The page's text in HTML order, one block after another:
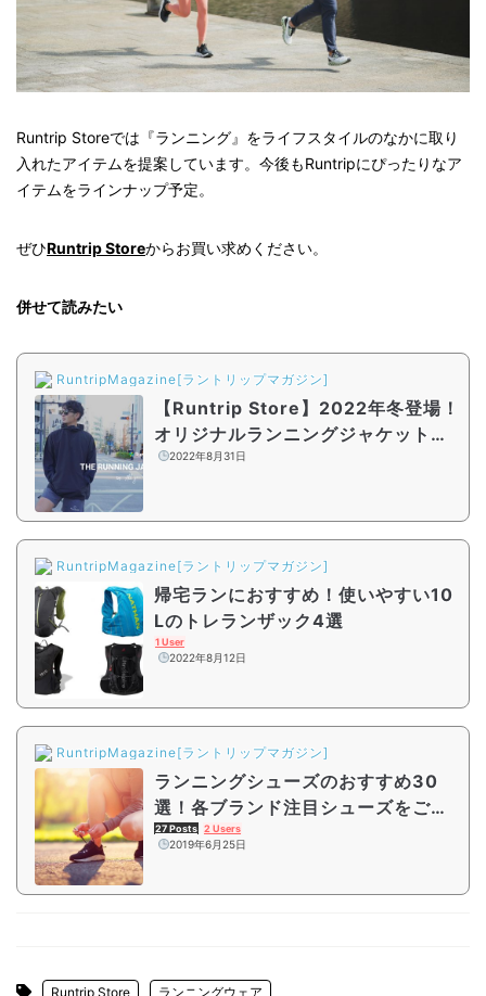
Runtrip Storeでは『ランニング』をライフスタイルのなかに取り
入れたアイテムを提案しています。今後もRuntripにぴったりなア
イテムをラインナップ予定。
ぜひRuntrip Storeからお買い求めください。
併せて読みたい
RuntripMagazine[ラントリップマガジン]
【Runtrip Store】2022年冬登場！
オリジナルランニングジャケット第
2弾、制作の裏側 Vol.1
2022年8月31日
RuntripMagazine[ラントリップマガジン]
帰宅ランにおすすめ！使いやすい10
Lのトレランザック4選
1 User
2022年8月12日
RuntripMagazine[ラントリップマガジン]
ランニングシューズのおすすめ30
選！各ブランド注目シューズをご紹
介
27 Posts 2 Users
2019年6月25日
Runtrip Store ランニングウェア